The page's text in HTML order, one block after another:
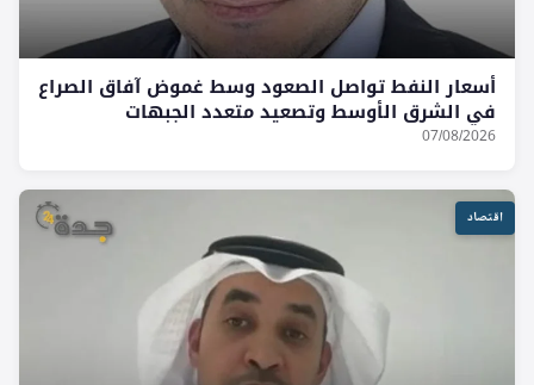
أسعار النفط تواصل الصعود وسط غموض آفاق الصراع
في الشرق الأوسط وتصعيد متعدد الجبهات
07/08/2026
اقتصاد